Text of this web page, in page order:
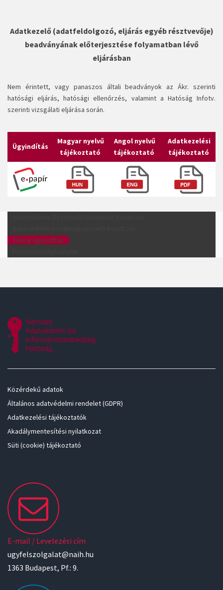
Adatkezelő (adatfeldolgozó, eljárás egyéb résztvevője)
beadványának előterjesztése folyamatban lévő
eljárásban
Nem érintett, vagy panaszos általi beadványok az Ákr. szerinti
hatósági eljárás, hatósági ellenőrzés, valamint a Hatóság Infotv.
szerinti vizsgálati eljárása során.
Ügyindítás
Magyar nyelvű
tájékoztató
Angol nyelvű
tájékoztató
Adatkezelési
tájékoztató
Online ügyindítás
Közérdekű adatok
Általános adatvédelmi rendelet (GDPR)
Adatkezelési tájékoztatók
Akadálymentesítési nyilatkozat
Süti (cookie) tájékoztató
E-mail / Levelezési cím
ugyfelszolgalat@naih.hu
1363 Budapest, Pf.: 9.